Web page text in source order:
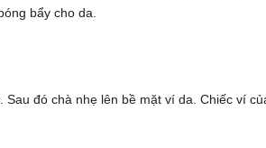
bẩy cho da.
đó chà nhẹ lên bề mặt ví da. Chiếc ví